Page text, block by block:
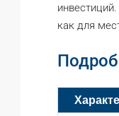
как для